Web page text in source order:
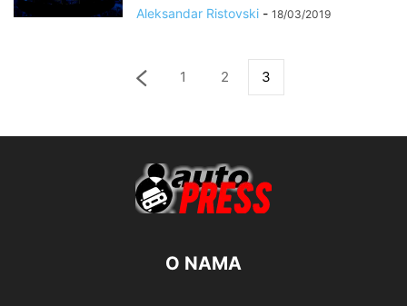
Aleksandar Ristovski - 18/03/2019
1 2 3
O NAMA